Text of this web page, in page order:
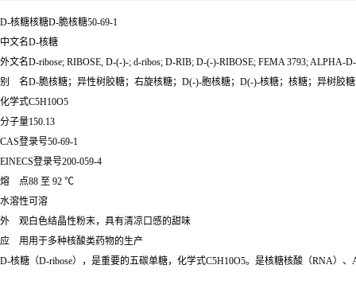
D-核糖核糖D-脆核糖50-69-1
中文名D-核糖
外文名D-ribose; RIBOSE, D-(-)-; d-ribos; D-RIB; D-(-)-RIBOSE; FEMA 3793; ALPHA-
别 名D-脆核糖；异性树胶糖；右旋核糖；D(-)-胞核糖；D(-)-核糖；核糖；异树胶糖
化学式C5H10O5
分子量150.13
CAS登录号50-69-1
EINECS登录号200-059-4
熔 点88 至 92 ℃
水溶性可溶
外 观白色结晶性粉末，具有清凉口感的甜味
应 用用于多种核酸类药物的生产
D-核糖（D-ribose），是重要的五碳单糖，化学式C5H10O5。是核糖核酸（RNA）